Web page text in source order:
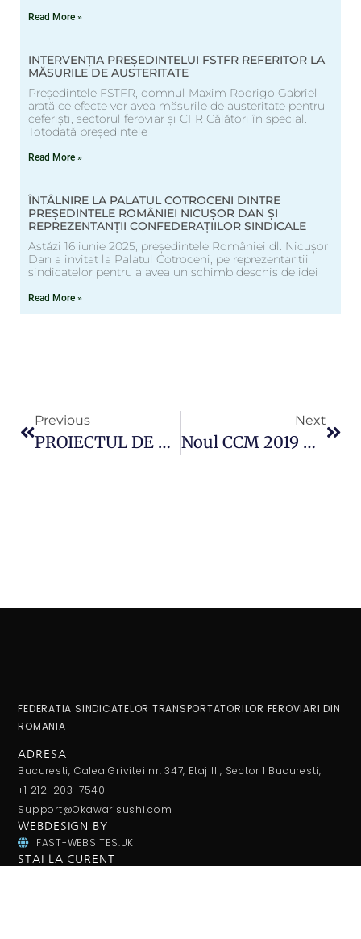
Read More »
INTERVENȚIA PREȘEDINTELUI FSTFR REFERITOR LA
MĂSURILE DE AUSTERITATE
Președintele FSTFR, domnul Maxim Rodrigo Gabriel
arată ce efecte vor avea măsurile de austeritate pentru
ceferiști, sectorul feroviar și CFR Călători în special.
Totodată președintele
Read More »
ÎNTÂLNIRE LA PALATUL COTROCENI DINTRE
PREȘEDINTELE ROMÂNIEI NICUȘOR DAN ȘI
REPREZENTANȚII CONFEDERAȚIILOR SINDICALE
Astăzi 16 iunie 2025, președintele României dl. Nicușor
Dan a invitat la Palatul Cotroceni, pe reprezentanții
sindicatelor pentru a avea un schimb deschis de idei
Read More »
Previous
PROIECTUL DE LEGE PRIVIND STATUTUL PERSONALULUI FEROVIAR A FOST ADOPTAT DE PLENUL CAMEREI DEPUTAȚILOR
Next
Noul CCM 2019 – 2020 La SNTFC “CFR Călători SA” A Fost Semnat!
FEDERATIA SINDICATELOR TRANSPORTATORILOR FEROVIARI DIN
ROMANIA
ADRESA
Bucuresti, Calea Grivitei nr. 347, Etaj III, Sector 1 Bucuresti,
+1 212-203-7540
Support@Okawarisushi.com
WEBDESIGN BY
FAST-WEBSITES.UK
STAI LA CURENT